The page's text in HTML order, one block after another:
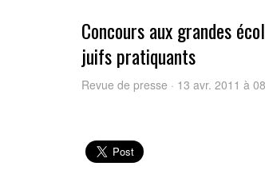
Concours aux grandes
juifs pratiquants
Revue de presse · 13 avr. 2011 à